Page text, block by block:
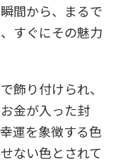
間から、まるで
すぐにその魅力
飾り付けられ、
金が入った封
運を象徴する色
ない色とされて